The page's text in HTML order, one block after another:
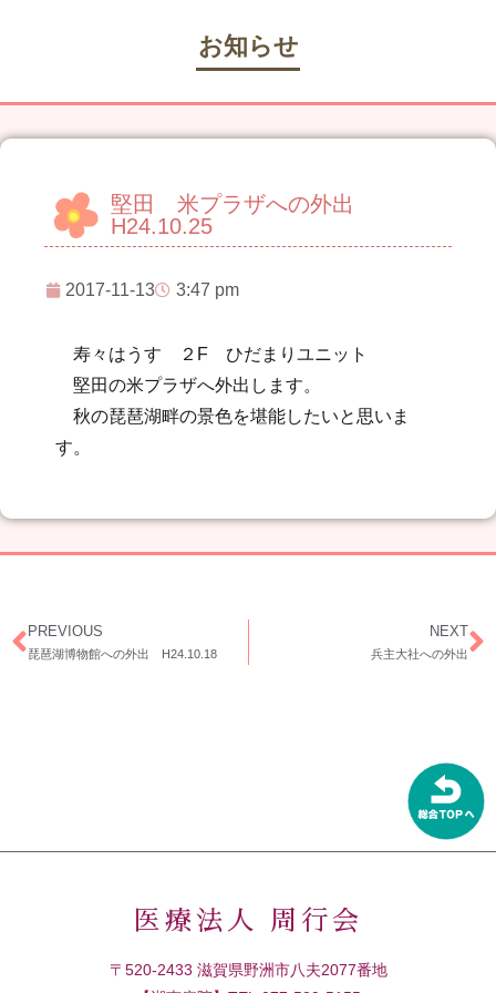
お知らせ
堅田 米プラザへの外出
H24.10.25
2017-11-13 3:47 pm
寿々はうす ２F ひだまりユニット
堅田の米プラザへ外出します。
秋の琵琶湖畔の景色を堪能したいと思いま
す。
PREVIOUS
琵琶湖博物館への外出 H24.10.18
NEXT
兵主大社への外出
医療法人 周行会
〒520-2433 滋賀県野洲市八夫2077番地